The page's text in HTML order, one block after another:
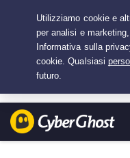
Hai scelto:L'offerta